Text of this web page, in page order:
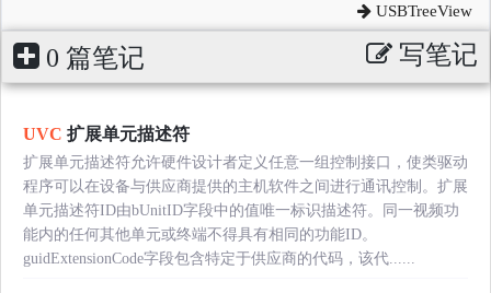
USBTreeView
0 篇笔记 写笔记
UVC 扩展单元描述符
扩展单元描述符允许硬件设计者定义任意一组控制接口，使类驱动
程序可以在设备与供应商提供的主机软件之间进行通讯控制。扩展
单元描述符ID由bUnitID字段中的值唯一标识描述符。同一视频功
能内的任何其他单元或终端不得具有相同的功能ID。
guidExtensionCode字段包含特定于供应商的代码，该代......